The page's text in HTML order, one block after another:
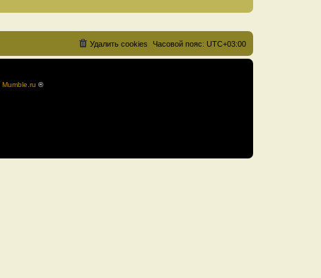
Часовой пояс: UTC+03:00
Удалить cookies
Mumble.ru ®